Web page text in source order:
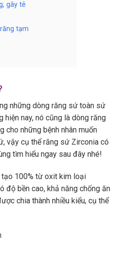
gây tê
tạm
những dòng răng sứ toàn sứ
nay, nó cũng là dòng răng
cho những bệnh nhân muốn
vậy cụ thể răng sứ Zirconia có
tìm hiểu ngay sau đây nhé!
100% từ oxit kim loại
độ bền cao, khả năng chống ăn
chia thành nhiều kiểu, cụ thể